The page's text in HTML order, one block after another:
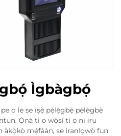
Ìgbàgbọ́
o le ṣe iṣẹ̀ pẹ̀lẹ̀gbẹ̀ pẹ̀lẹ̀gbẹ̀
Ọ̀nà ti o wọ̀sí ti o ni iru
àkọ̀kọ̀ mẹ́fààn, ṣe iranlọwọ̀ fun